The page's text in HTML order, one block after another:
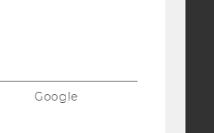
Google